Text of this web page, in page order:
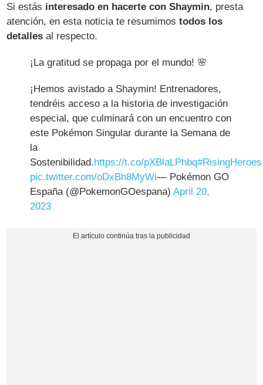
Si estás interesado en hacerte con Shaymin, presta
atención, en esta noticia te resumimostodos los
detalles al respecto.
¡La gratitud se propaga por el mundo! 🌸
¡Hemos avistado a Shaymin! Entrenadores,
tendréis acceso a la historia de investigación
especial, que culminará con un encuentro con
este Pokémon Singular durante la Semana de
la
Sostenibilidad.https://t.co/pXBlaLPhbq#RisingHeroes
pic.twitter.com/oDxBh8MyWi— Pokémon GO
España (@PokemonGOespana)April 20,
2023